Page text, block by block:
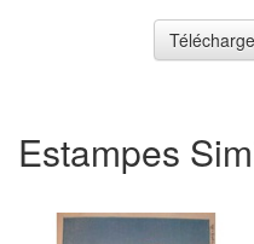
Estampes